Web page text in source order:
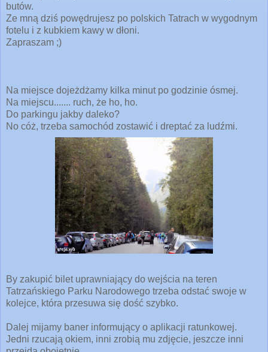
butów.
Ze mną dziś powędrujesz po polskich Tatrach w wygodnym
fotelu i z kubkiem kawy w dłoni.
Zapraszam ;)
Na miejsce dojeżdżamy kilka minut po godzinie ósmej.
Na miejscu....... ruch, że ho, ho.
Do parkingu jakby daleko?
No cóż, trzeba samochód zostawić i dreptać za ludźmi.
By zakupić bilet uprawniający do wejścia na teren
Tatrzańskiego Parku Narodowego trzeba odstać swoje w
kolejce, która przesuwa się dość szybko.
Dalej mijamy baner informujący o aplikacji ratunkowej.
Jedni rzucają okiem, inni zrobią mu zdjęcie, jeszcze inni